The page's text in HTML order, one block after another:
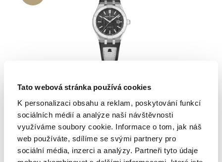
Tato webová stránka používá cookies
K personalizaci obsahu a reklam, poskytování funkcí
sociálních médií a analýze naší návštěvnosti
využíváme soubory cookie. Informace o tom, jak náš
web používáte, sdílíme se svými partnery pro
sociální média, inzerci a analýzy. Partneři tyto údaje
AIKONIC AUTOMATIC 43MM
Maurice Lacroix
Aikonic
85 500 Kč